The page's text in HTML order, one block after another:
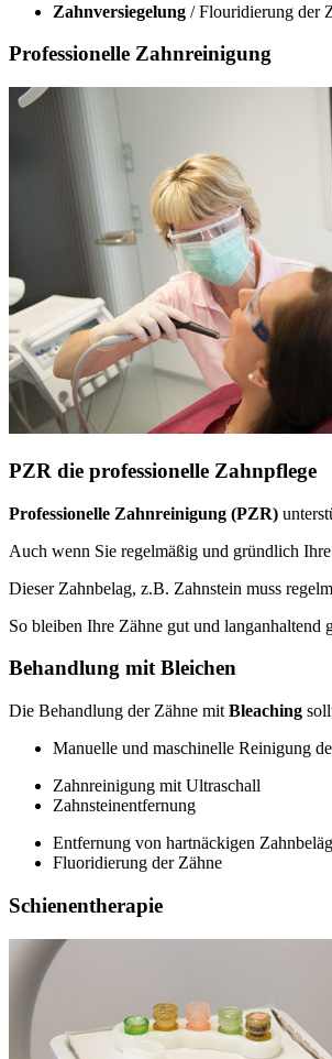
Zahnversiegelung / Flouridierung der
Professionelle Zahnreinigung
PZR die professionelle Zahnpflege
Professionelle Zahnreinigung (PZR)
Auch wenn Sie regelmäßig und gründlich
Dieser Zahnbelag, z.B. Zahnstein muss
So bleiben Ihre Zähne gut und
Behandlung mit Bleichen
Die Behandlung der Zähne mit Bleaching
Manuelle und maschinelle Reinigung
Zahnreinigung mit Ultraschall
Zahnsteinentfernung
Entfernung von hartnäckigen
Fluoridierung der Zähne
Schienentherapie